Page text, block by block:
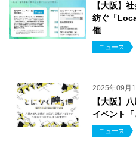
【大阪】
紡ぐ「
催
ニュース
2025年09月
【大阪】
イベント
ニュース